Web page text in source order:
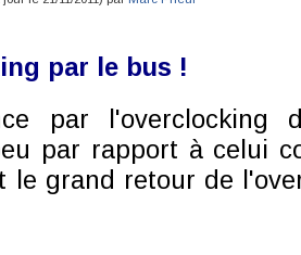
par le bus !
par l'overclocking
par rapport à celui
le grand retour de